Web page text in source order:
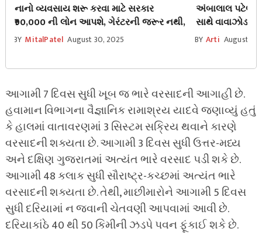
નાનો વ્યવસાય શરૂ કરવા માટે સરકાર
₹90,000 ની લોન આપશે, ગેરંટરની જરૂર નથી,
BY MitalPatel August 30, 2025
અંબાલાલ
સાથે વાવાઝોડા
પડશે વરસાદ
BY Arti August
આગામી 7 દિવસ સુધી ખૂબ જ ભારે વરસાદની આગાહી છે.
હવામાન વિભાગના વૈજ્ઞાનિક રામાશ્રય યાદવે જણાવ્યું હતું
કે હાલમાં વાતાવરણમાં 3 સિસ્ટમ સક્રિય થવાને કારણે
વરસાદની શક્યતા છે. આગામી 3 દિવસ સુધી ઉત્તર-મધ્ય
અને દક્ષિણ ગુજરાતમાં અત્યંત ભારે વરસાદ પડી શકે છે.
આગામી 48 કલાક સુધી સૌરાષ્ટ્ર-કચ્છમાં અત્યંત ભારે
વરસાદની શક્યતા છે. તેથી, માછીમારોને આગામી 5 દિવસ
સુધી દરિયામાં ન જવાની ચેતવણી આપવામાં આવી છે.
દરિયાકાંઠે 40 થી 50 કિમીની ઝડપે પવન ફૂંકાઈ શકે છે.